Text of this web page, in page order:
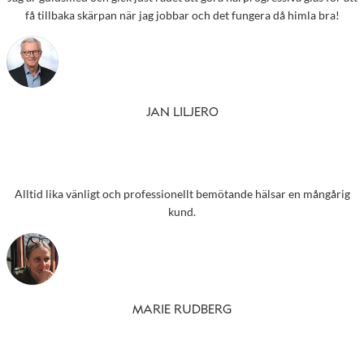
få tillbaka skärpan när jag jobbar och det fungera då himla bra!
JAN LILJERO
Alltid lika vänligt och professionellt bemötande hälsar en mångårig
kund.
MARIE RUDBERG